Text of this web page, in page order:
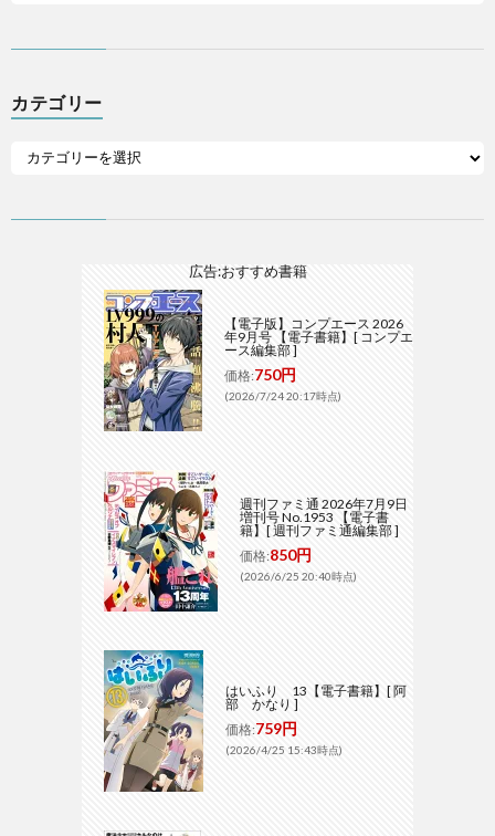
カテゴリー
広告:おすすめ書籍
【電子版】コンプエース 2026
年9月号 【電子書籍】[ コンプエ
ース編集部 ]
価格:750円
(2026/7/24 20:17時点)
週刊ファミ通 2026年7月9日
増刊号 No.1953 【電子書
籍】[ 週刊ファミ通編集部 ]
価格:850円
(2026/6/25 20:40時点)
はいふり 13【電子書籍】[ 阿
部 かなり ]
価格:759円
(2026/4/25 15:43時点)